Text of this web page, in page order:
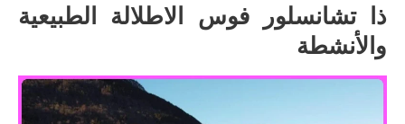
ذا تشانسلور فوس الاطلالة الطبيعية
والأنشطة